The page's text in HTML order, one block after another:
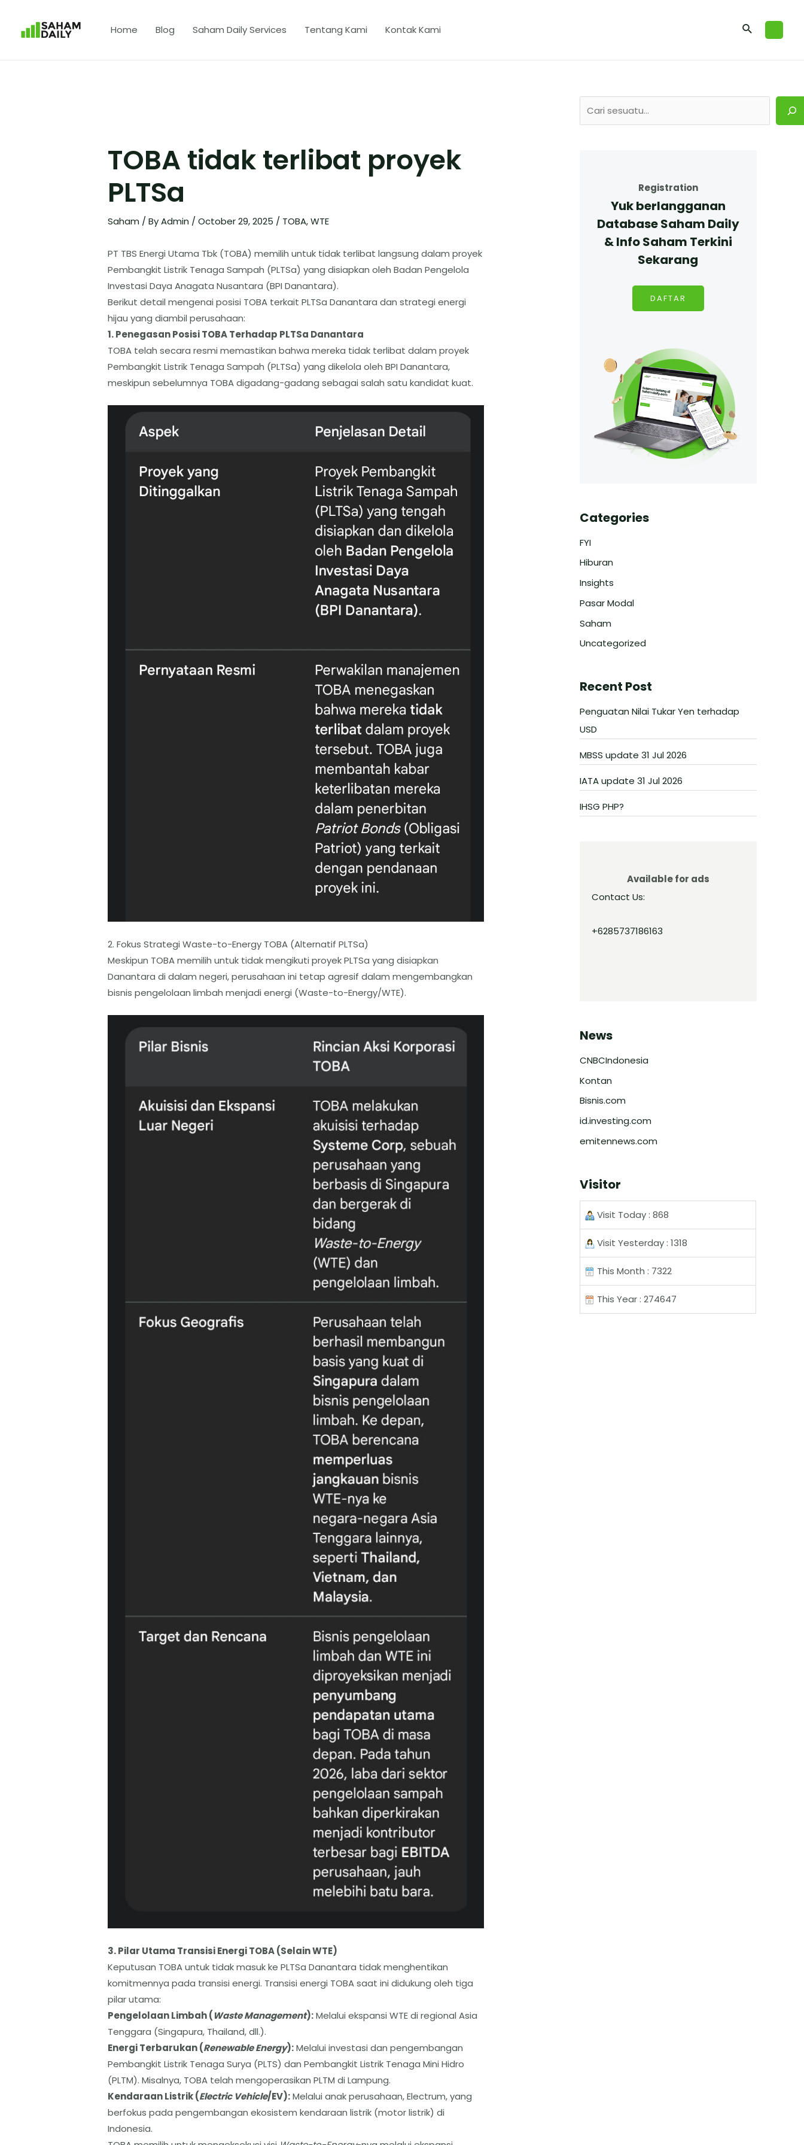
Home Blog Saham Daily Services Tentang Kami Kontak Kami
TOBA tidak terlibat proyek
PLTSa
Saham / ByAdmin / October 29, 2025 / TOBA,WTE
PT TBS Energi Utama Tbk (TOBA) memilih untuk tidak terlibat langsung dalam proyek
Pembangkit Listrik Tenaga Sampah (PLTSa) yang disiapkan oleh Badan Pengelola
Investasi Daya Anagata Nusantara (BPI Danantara).
​Berikut detail mengenai posisi TOBA terkait PLTSa Danantara dan strategi energi
hijau yang diambil perusahaan:
​1. Penegasan Posisi TOBA Terhadap PLTSa Danantara
​TOBA telah secara resmi memastikan bahwa mereka tidak terlibat dalam proyek
Pembangkit Listrik Tenaga Sampah (PLTSa) yang dikelola oleh BPI Danantara,
meskipun sebelumnya TOBA digadang-gadang sebagai salah satu kandidat kuat.
2. Fokus Strategi Waste-to-Energy TOBA (Alternatif PLTSa)
​Meskipun TOBA memilih untuk tidak mengikuti proyek PLTSa yang disiapkan
Danantara di dalam negeri, perusahaan ini tetap agresif dalam mengembangkan
bisnis pengelolaan limbah menjadi energi (Waste-to-Energy/WTE).
3. Pilar Utama Transisi Energi TOBA (Selain WTE)
​Keputusan TOBA untuk tidak masuk ke PLTSa Danantara tidak menghentikan
komitmennya pada transisi energi. Transisi energi TOBA saat ini didukung oleh tiga
pilar utama:
​Pengelolaan Limbah ( Waste Management):Melalui ekspansi WTE di regional Asia
Tenggara (Singapura, Thailand, dll.).
​Energi Terbarukan (Renewable Energy):Melalui investasi dan pengembangan
Pembangkit Listrik Tenaga Surya (PLTS) dan Pembangkit Listrik Tenaga Mini Hidro
(PLTM). Misalnya, TOBA telah mengoperasikan PLTM di Lampung.
​Kendaraan Listrik (Electric Vehicle/EV):Melalui anak perusahaan, Electrum, yang
berfokus pada pengembangan ekosistem kendaraan listrik (motor listrik) di
Indonesia.
Registration
Yuk berlangganan
Database Saham Daily
& Info Saham Terkini
Sekarang
DAFTAR
Categories
FYI
Hiburan
Insights
Pasar Modal
Saham
Uncategorized
Recent Post
Penguatan Nilai Tukar Yen terhadap
USD
MBSS update 31 Jul 2026
IATA update 31 Jul 2026
IHSG PHP?
Available for ads
Contact Us:
+6285737186163
News
CNBCIndonesia
Kontan
Bisnis.com
id.investing.com
emitennews.com
Visitor
Visit Today : 868
Visit Yesterday : 1318
This Month : 7322
This Year : 274647